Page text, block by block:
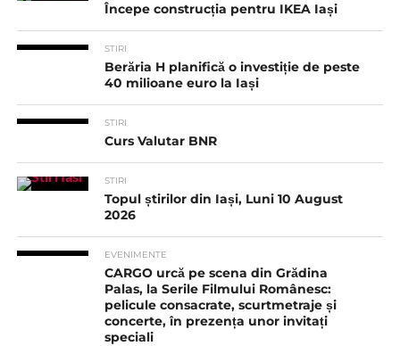
Începe construcția pentru IKEA Iași
STIRI
Berăria H planifică o investiție de peste
40 milioane euro la Iași
STIRI
Curs Valutar BNR
STIRI
Topul știrilor din Iași, Luni 10 August
2026
EVENIMENTE
CARGO urcă pe scena din Grădina
Palas, la Serile Filmului Românesc:
pelicule consacrate, scurtmetraje și
concerte, în prezența unor invitați
speciali